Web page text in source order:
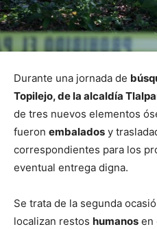
Durante una jornada de
Topilejo, de la alcaldía
de tres nuevos elementos
fueron embalados y
correspondientes para los
eventual entrega digna.
Se trata de la segunda
localizan restos humanos en